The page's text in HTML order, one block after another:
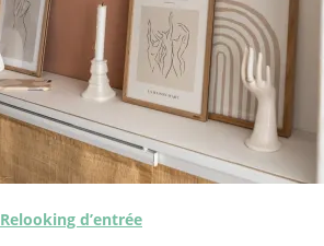
d’entrée